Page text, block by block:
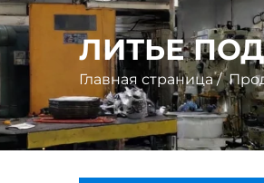
ЛИТЬЕ
Главная страница/